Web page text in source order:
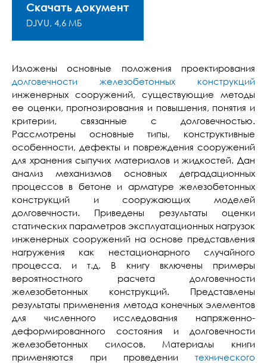
Скачать документ
DJVU, 4,6 МБ
Изложены основные положения проектирования
долговечности железобетонных конструкций
инженерных сооружений, существующие методы
ее оценки, прогнозирования и повышения, понятия и
критерии, связанные с долговечностью.
Рассмотрены основные типы, конструктивные
особенности, дефекты и повреждения сооружений
для хранения сыпучих материалов и жидкостей. Дан
анализ механизмов основных деградационных
процессов в бетоне и арматуре железобетонных
конструкций и сооружающих моделей
долговечности. Приведены результаты оценки
статических параметров эксплуатационных нагрузок
инженерных сооружений на основе представления
нагружения как нестационарного случайного
процесса. и т.д. В книгу включены примеры
вероятностного расчета долговечности
железобетонных конструкций. Представлены
результаты применения метода конечных элементов
для численного исследования напряженно-
деформированного состояния и долговечности
железобетонных силосов. Материалы книги
применяются при проведении технического